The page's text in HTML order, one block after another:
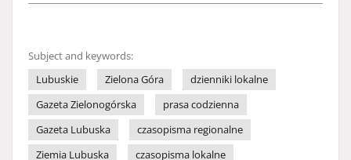
Subject and keywords:
Lubuskie
Zielona Góra
dzienniki lokalne
Gazeta Zielonogórska
prasa codzienna
Gazeta Lubuska
czasopisma regionalne
Ziemia Lubuska
czasopisma lokalne